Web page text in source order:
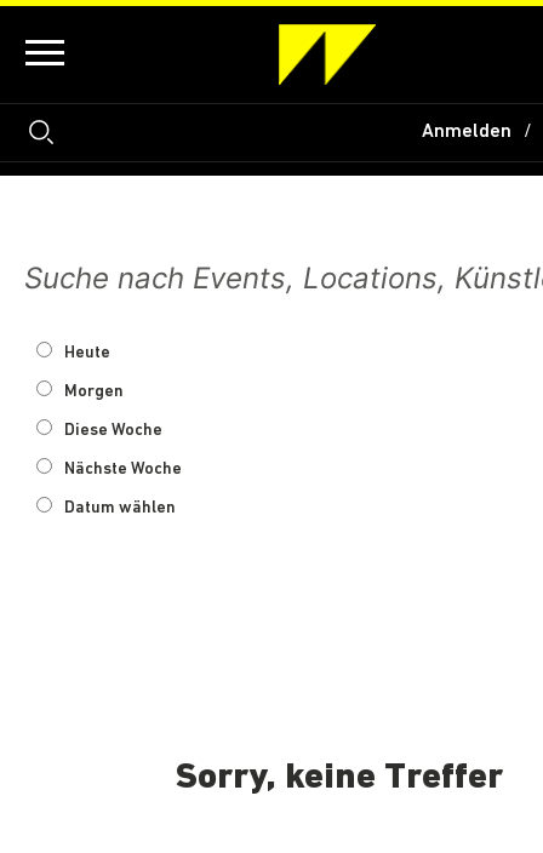
Anmelden
Heute
Morgen
Diese Woche
Nächste Woche
Datum wählen
Sorry, keine Treffer